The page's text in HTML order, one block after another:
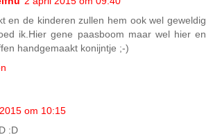
en de kinderen zullen hem ook wel geweldig
ik.Hier gene paasboom maar wel hier en
handgemaakt konijntje ;-)
om 10:15
:D